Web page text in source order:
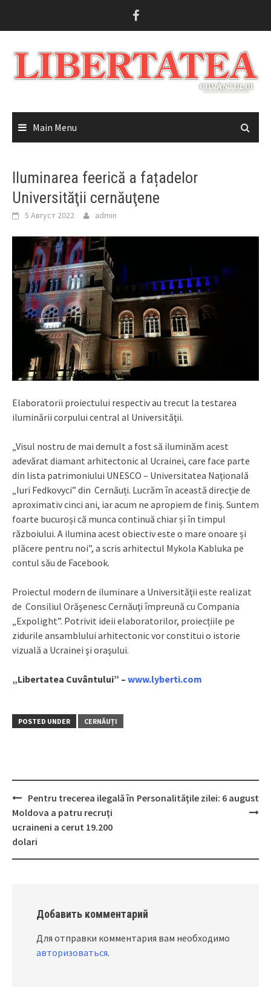
Main Menu
Iluminarea feerică a fațadelor
Universităţii cernăuţene
5 Август 2022 admin
Elaboratorii proiectului respectiv au trecut la testarea
iluminării corpului central al Universităţii.
„Visul nostru de mai demult a fost să iluminăm acest
adevărat diamant arhitectonic al Ucrainei, care face parte
din lista patrimoniului UNESCO – Universitatea Națională
„Iuri Fedkovyci” din Cernăuți. Lucrăm în această direcţie de
aproximativ cinci ani, iar acum ne apropiem de finiş. Suntem
foarte bucuroși că munca continuă chiar și în timpul
războiului. A ilumina acest obiectiv este o mare onoare și
plăcere pentru noi”, a scris arhitectul Mykola Kabluka pe
contul său de Facebook.
Proiectul modern de iluminare a Universităţii este realizat
de Consiliul Orăşenesc Cernăuţi împreună cu Compania
„Expolight”. Potrivit ideii elaboratorilor, proiecțiile pe
zidurile ansamblului arhitectonic vor constitui o istorie
vizuală a Ucrainei şi oraşului.
„Libertatea Cuvântului” – www.lyberti.com
POSTED UNDER CERNĂUȚI
Post
navigation
Pentru trecerea ilegală în
Moldova a patru recruţi
ucraineni a cerut 19.200
dolari
Personalităţile zilei: 6 august
Добавить комментарий
Для отправки комментария вам необходимо
авторизоваться.